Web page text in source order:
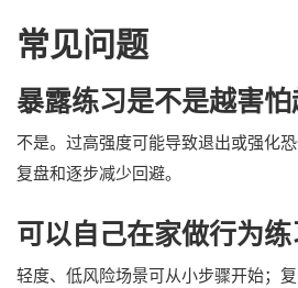
常见问题
暴露练习是不是越害
不是。过高强度可能导致退出或强化
复盘和逐步减少回避。
可以自己在家做行为
轻度、低风险场景可从小步骤开始；